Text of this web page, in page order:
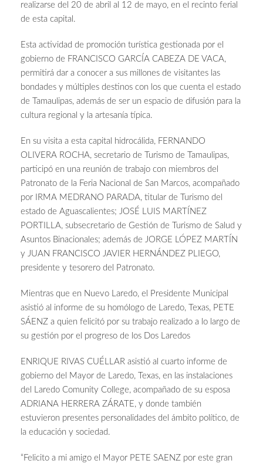
realizarse del 20 de abril al 12 de mayo, en el recinto ferial
de esta capital.
Esta actividad de promoción turística gestionada por el
gobierno de FRANCISCO GARCÍA CABEZA DE VACA,
permitirá dar a conocer a sus millones de visitantes las
bondades y múltiples destinos con los que cuenta el estado
de Tamaulipas, además de ser un espacio de difusión para la
cultura regional y la artesanía típica.
En su visita a esta capital hidrocálida, FERNANDO
OLIVERA ROCHA, secretario de Turismo de Tamaulipas,
participó en una reunión de trabajo con miembros del
Patronato de la Feria Nacional de San Marcos, acompañado
por IRMA MEDRANO PARADA, titular de Turismo del
estado de Aguascalientes; JOSÉ LUIS MARTÍNEZ
PORTILLA, subsecretario de Gestión de Turismo de Salud y
Asuntos Binacionales; además de JORGE LÓPEZ MARTÍN
y JUAN FRANCISCO JAVIER HERNÁNDEZ PLIEGO,
presidente y tesorero del Patronato.
Mientras que en Nuevo Laredo, el
Presidente Municipal
asistió al informe de su homólogo de Laredo, Texas, PETE
SÁENZ a quien felicitó por su trabajo realizado a lo largo de
su gestión por el progreso de los Dos Laredos
ENRIQUE RIVAS CUÉLLAR asistió al cuarto informe de
gobierno del Mayor de Laredo, Texas, en las instalaciones
del Laredo Comunity College, acompañado de su esposa
ADRIANA HERRERA ZÁRATE, y donde también
estuvieron presentes personalidades del ámbito político, de
la educación y sociedad.
“Felicito a mi amigo el Mayor PETE SAENZ por este gran